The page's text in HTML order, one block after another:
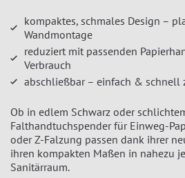
kompaktes, schmales Design –
Wandmontage
reduziert mit passenden
Verbrauch
abschließbar – einfach & schnell
Ob in edlem Schwarz oder
Falthandtuchspender für Einweg-
oder Z-Falzung passen dank ihrer
ihren kompakten Maßen in nahezu
Sanitärraum.